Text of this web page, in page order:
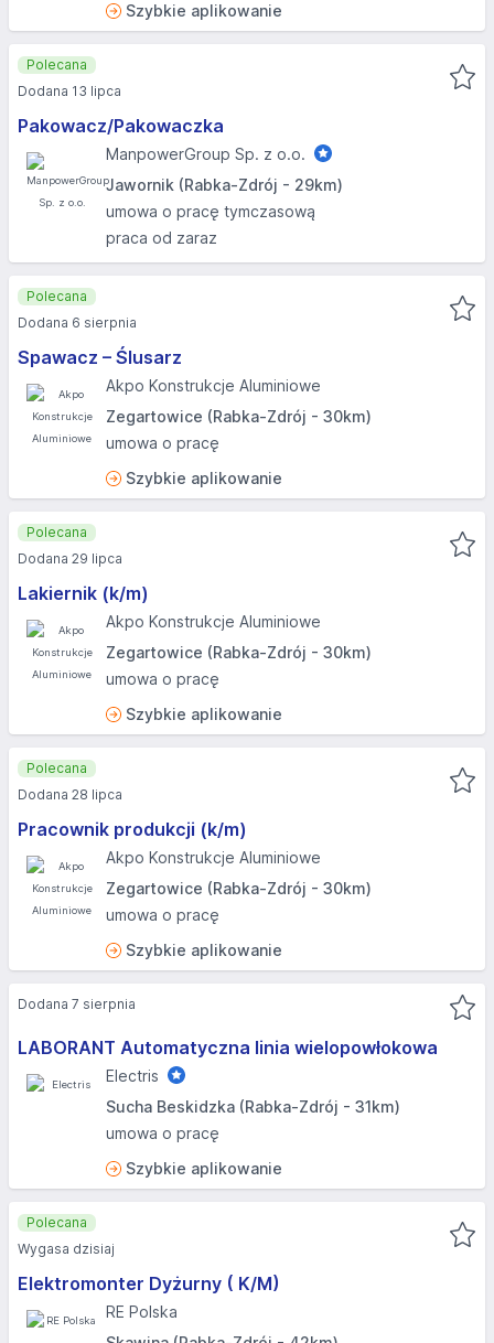
Szybkie aplikowanie
Pakowacz/Pakowaczka
ManpowerGroup Sp. z o.o.
Jawornik (Rabka-Zdrój - 29km)
umowa o pracę tymczasową
praca od zaraz
Polecana
Dodana 13 lipca
Spawacz – Ślusarz
Akpo Konstrukcje Aluminiowe
Zegartowice (Rabka-Zdrój - 30km)
umowa o pracę
Szybkie aplikowanie
Polecana
Dodana 6 sierpnia
Lakiernik (k/m)
Akpo Konstrukcje Aluminiowe
Zegartowice (Rabka-Zdrój - 30km)
umowa o pracę
Szybkie aplikowanie
Polecana
Dodana 29 lipca
Pracownik produkcji (k/m)
Akpo Konstrukcje Aluminiowe
Zegartowice (Rabka-Zdrój - 30km)
umowa o pracę
Szybkie aplikowanie
Polecana
Dodana 28 lipca
LABORANT Automatyczna linia wielopowłokowa
Electris
Sucha Beskidzka (Rabka-Zdrój - 31km)
umowa o pracę
Szybkie aplikowanie
Dodana 7 sierpnia
Elektromonter Dyżurny ( K/M)
RE Polska
Polecana
Wygasa dzisiaj